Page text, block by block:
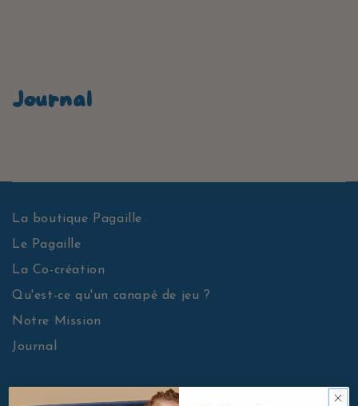
Journal
La boutique Pagaille
Le Pagaille
La Co-création
Qu'est-ce qu'un canapé de jeu ?
Notre Mission
Journal